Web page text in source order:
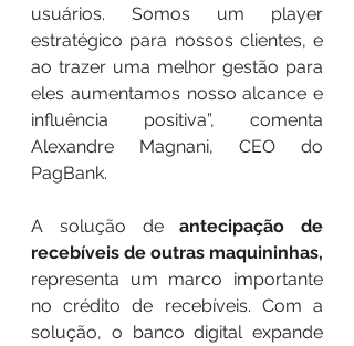
usuários. Somos um player
estratégico para nossos clientes, e
ao trazer uma melhor gestão para
eles aumentamos nosso alcance e
influência positiva”, comenta
Alexandre Magnani, CEO do
PagBank.
A solução de antecipação de
recebíveis de outras maquininhas,
representa um marco importante
no crédito de recebíveis. Com a
solução, o banco digital expande